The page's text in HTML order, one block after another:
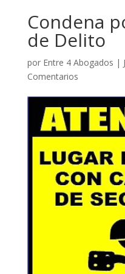
Condena
de Delito
por Entre 4 Abogados |
Comentarios